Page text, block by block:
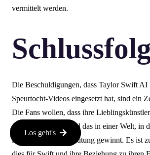
vermittelt werden.
Die Beschuldigungen, dass Taylor Swift AI
Speurtocht-Videos eingesetzt hat, sind ein
Die Fans wollen, dass ihre
und Recht haben, und das in einer Welt, in
immer mehr an Bedeutung gewinnt. Es ist
Los geht's